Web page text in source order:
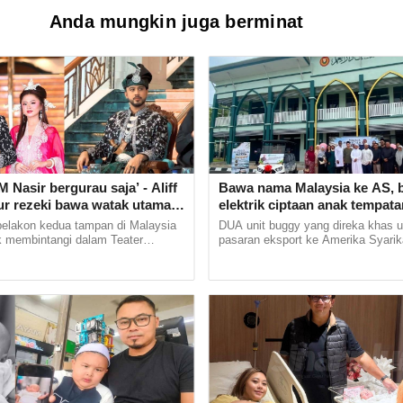
Anda mungkin juga berminat
Nasir bergurau saja’ - Aliff
rezeki bawa watak utama
nafi dipilih kerana rupa
kedua tampan di Malaysia
membintangi dalam Teater
Bawa nama Malaysia ke AS,
elektrik ciptaan anak
mudahkan pergerakan
ilmu
DUA unit buggy yang direka khas
pasaran eksport ke Amerika